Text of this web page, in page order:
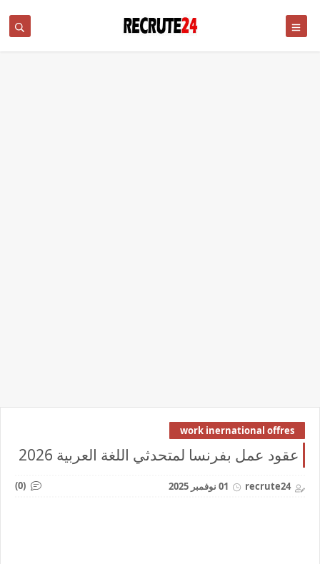
work inernational offres
عقود عمل بفرنسا لمتحدثي اللغة العربية 2026
recrute24 01 نوفمبر 2025 (0)